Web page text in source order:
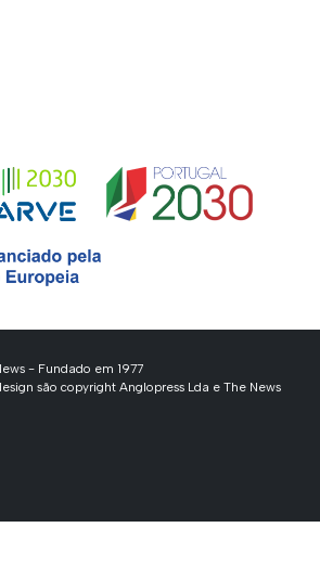
- Fundado em 1977
são copyright Anglopress Lda e The News